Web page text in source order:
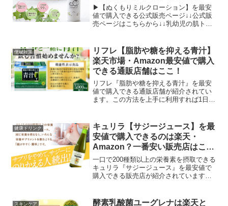
なら》
▶【ぬくもりミルクローション】を最安
値で購入できる公式販売ページ↓↓公式販
売ページはこちらから↓↓乳幼児の肌トラ
ローションの「ぬくもりミルクローショ
ン」。この「ぬくも...
便秘対策
リフレ【脂肪や糖を抑える青汁】
楽天市場・Amazon最安値で購入
できる通販店舗はここ！
リフレ『脂肪や糖を抑える青汁』を最安
値で購入できる通販店舗が紹介されてい
ます。この方法を上手に利用すれば1日33
たリアルタイムで楽天市場とAmazonの価
格と比較できるのでどこよりも安い価格
だと確認してからお買い物ができるのも
嬉しいポイントですね！
健康ドリンク
キュリラ【サジージュース】を最
安値で購入できるのは楽天・
Amazon？一番安い販売店はこ
こ！
一口で200種類以上の栄養素を摂取できる
キュリラ『サジージュース』を最安値で
購入できる販売店が紹介されています。
ないと損ですね。またお試しサイズ（ス
スキンケア
酵素乳酸菌ユーグレナは楽天と